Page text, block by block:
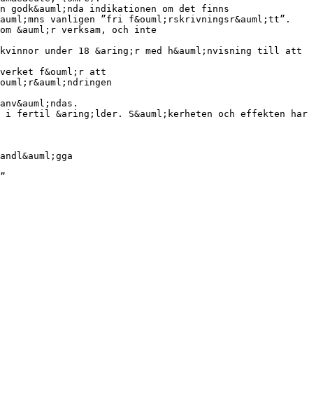
indikationen om det finns
vanligen ”fri f&ouml;rskrivningsr&auml;tt”.
&auml;r verksam, och inte
under 18 &aring;r med h&auml;nvisning till att
f&ouml;r att
i fertil &aring;lder. S&auml;kerheten och effekten har